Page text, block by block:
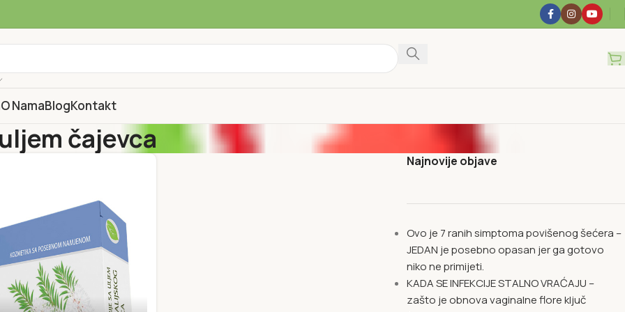
O NamaBlogKontakt
čajevca
Najnovije objave
Ovo je 7 ranih simptoma povišenog šećera –
JEDAN je posebno opasan jer ga gotovo
niko ne primijeti.
KADA SE INFEKCIJE STALNO VRAĆAJU –
zašto je obnova vaginalne flore ključ